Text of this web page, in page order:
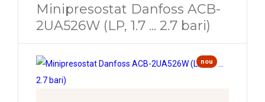
Minipresostat Danfoss ACB-
2UA526W (LP, 1.7 ... 2.7 bari)
nou